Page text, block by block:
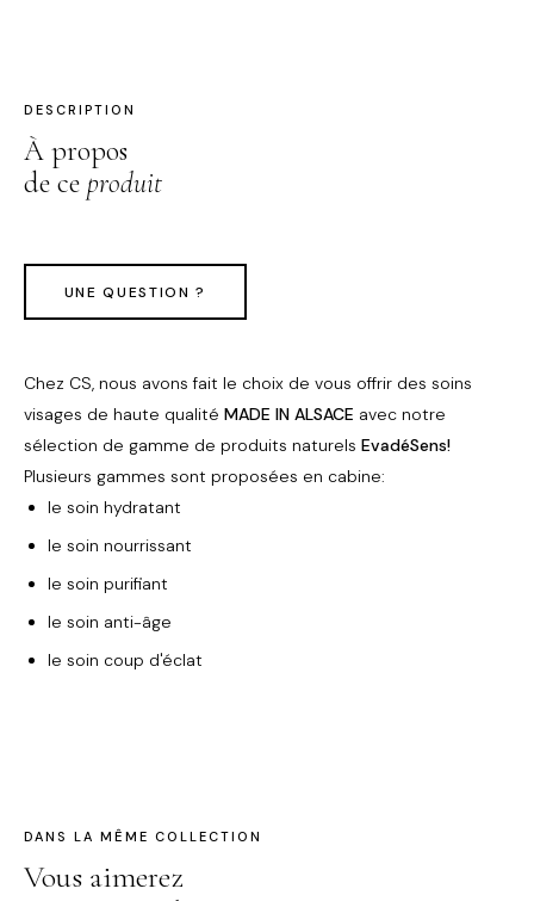
DESCRIPTION
À propos
de ce produit
UNE QUESTION ?
Chez CS, nous avons fait le choix de vous offrir des soins
visages de haute qualité MADE IN ALSACE avec notre
sélection de gamme de produits naturels EvadéSens!
Plusieurs gammes sont proposées en cabine:
le soin hydratant
le soin nourrissant
le soin purifiant
le soin anti-âge
le soin coup d'éclat
DANS LA MÊME COLLECTION
Vous aimerez